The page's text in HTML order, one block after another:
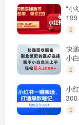
“小
目
快
小
小